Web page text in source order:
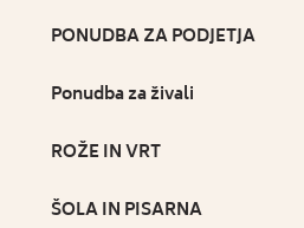
PONUDBA ZA PODJETJA
Ponudba za živali
ROŽE IN VRT
ŠOLA IN PISARNA